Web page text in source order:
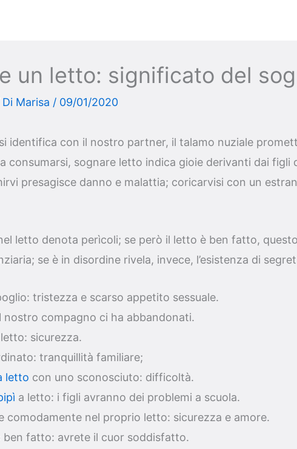
un letto: significato del
Di Marisa / 09/01/2020
identifica con il nostro partner, il talamo nuziale
consumarsi, sognare letto indica gioie derivanti dai figli
presagisce danno e malattia; coricarvisi con un
letto denota perìcoli; se però il letto è ben fatto,
se è in disordine rivela, invece, l’esistenza di
tristezza e scarso appetito sessuale.
nostro compagno ci ha abbandonati.
sicurezza.
tranquillità familiare;
letto con uno sconosciuto: difficoltà.
a letto: i figli avranno dei problemi a scuola.
comodamente nel proprio letto: sicurezza e amore.
ben fatto: avrete il cuor soddisfatto.